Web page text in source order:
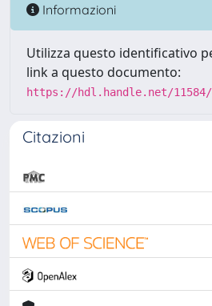
Informazioni
Utilizza questo identificativo
link a questo documento:
https://hdl.handle.net/11584/
Citazioni